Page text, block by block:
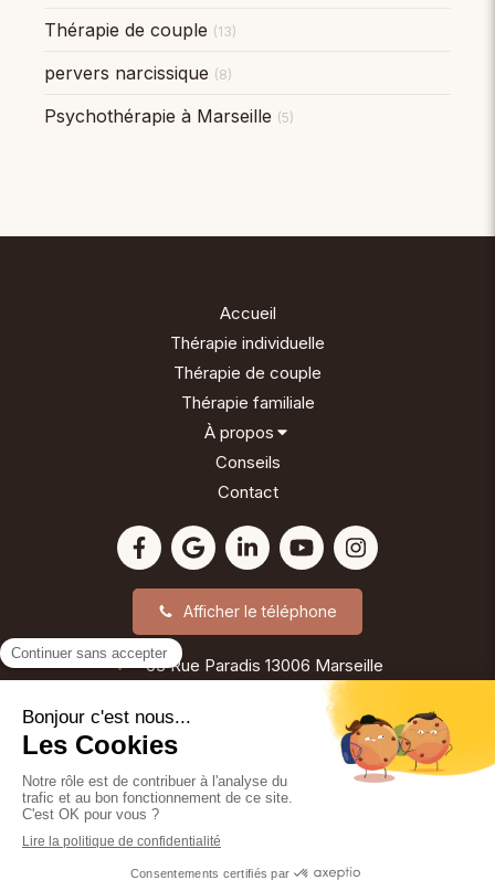
Thérapie de couple (13)
pervers narcissique (8)
Psychothérapie à Marseille (5)
Accueil
Thérapie individuelle
Thérapie de couple
Thérapie familiale
À propos
Conseils
Contact
Afficher le téléphone
63 Rue Paradis 13006 Marseille
©2024 Reinette Girard - Psychothérapie
Mentions légales
Création et référencement du site par Simplébo